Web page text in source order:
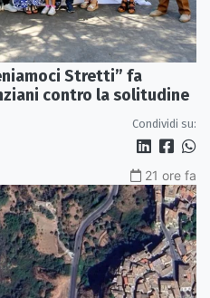
Stretti” fa
contro la solitudine
Condividi su:
21 ore fa